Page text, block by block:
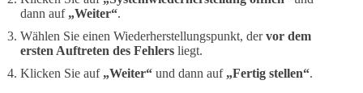
dann auf „Weiter“.
Wählen Sie einen Wiederherstellungspunkt, dervor dem
ersten Auftreten des Fehlers liegt.
Klicken Sie auf „Weiter“ und dann auf „Fertig stellen“.